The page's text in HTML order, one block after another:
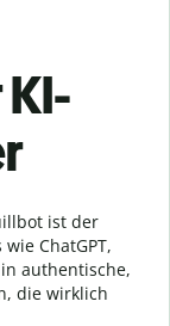
ist der
ChatGPT,
authentische,
die wirklich